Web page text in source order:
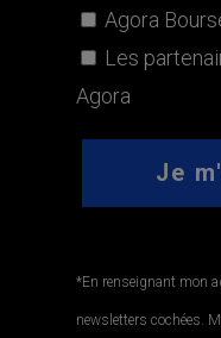
Agora
Les
Agora
*En renseignant mon
newsletters cochées.